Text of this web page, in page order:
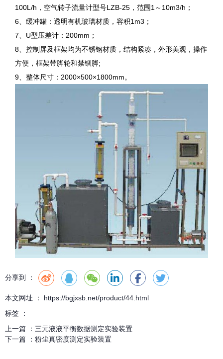
100L/h，空气转子流量计型号LZB-25，范围1～10m3/h；
6、缓冲罐：透明有机玻璃材质，容积1m3；
7、U型压差计：200mm；
8、控制屏及框架均为不锈钢材质，结构紧凑，外形美观，操作
方便，框架带脚轮和禁锢脚;
9、整体尺寸：2000×500×1800mm。
分享到 ：
本文网址 ： https://bgjxsb.net/product/44.html
标签 ：
上一篇 ： 三元液液平衡数据测定实验装置
下一篇 ： 粉尘真密度测定实验装置